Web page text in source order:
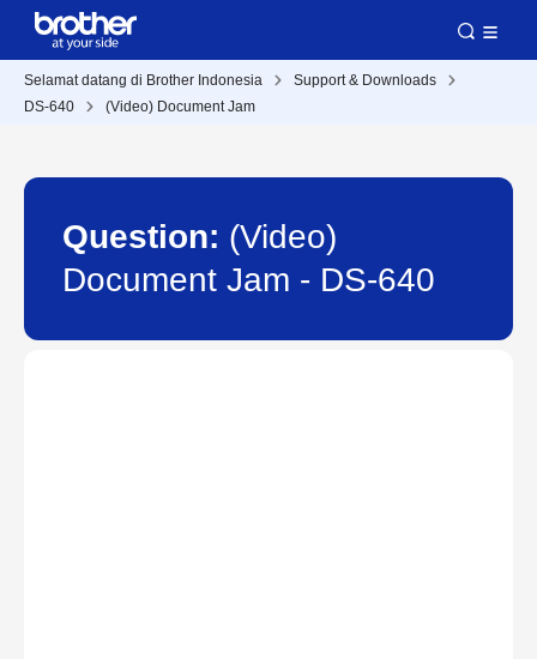
Selamat datang di Brother Indonesia
Support & Downloads
DS-640
(Video) Document Jam
Question: (Video)
Document Jam - DS-640